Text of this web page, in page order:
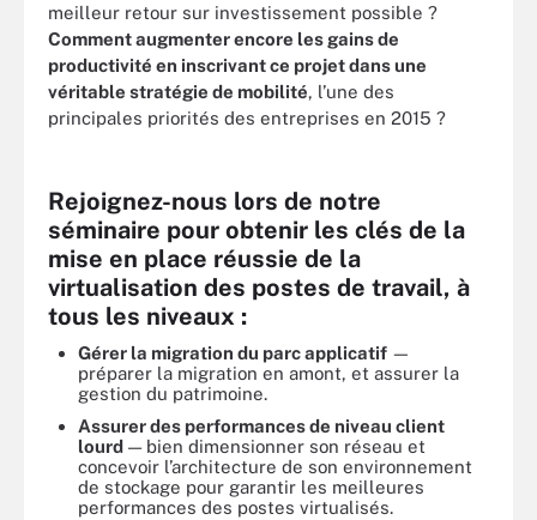
meilleur retour sur investissement possible ?
Comment augmenter encore les gains de
productivité en inscrivant ce projet dans une
véritable stratégie de mobilité, l’une des
principales priorités des entreprises en 2015 ?
Rejoignez-nous lors de notre
séminaire pour obtenir les clés de la
mise en place réussie de la
virtualisation des postes de travail, à
tous les niveaux :
Gérer la migration du parc applicatif —
préparer la migration en amont, et assurer la
gestion du patrimoine.
Assurer des performances de niveau client
lourd — bien dimensionner son réseau et
concevoir l’architecture de son environnement
de stockage pour garantir les meilleures
performances des postes virtualisés.